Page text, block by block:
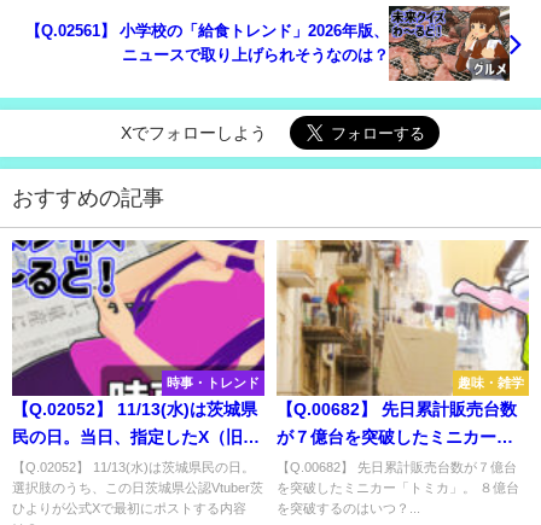
【Q.02561】 小学校の「給食トレンド」2026年版、
ニュースで取り上げられそうなのは？
Xでフォローしよう
おすすめの記事
時事・トレンド
【Q.02052】 11/13(水)は茨城県
民の日。当日、指定したX（旧
Twitter）公式アカウントが最初
に取り上げる事柄は？
【Q.02052】 11/13(水)は茨城県民の日。
選択肢のうち、この日茨城県公認Vtuber茨
ひよりが公式Xで最初にポストする内容
趣味・雑学
【Q.00682】 先日累計販売台数
が７億台を突破したミニカー
「トミカ」。 ８億台を突破する
のはいつ？
【Q.00682】 先日累計販売台数が７億台
を突破したミニカー「トミカ」。 ８億台
を突破するのはいつ？...